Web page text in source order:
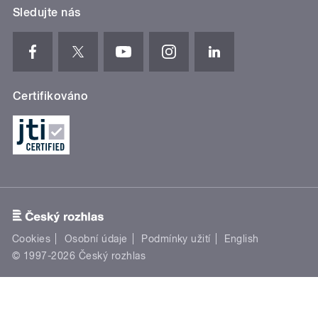
Sledujte nás
Certifikováno
Cookies Osobní údaje Podmínky užití
English
© 1997-2026 Český rozhlas